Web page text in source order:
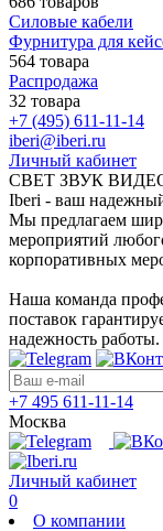
Силовые кабели
Фурнитура для
564 товара
Распродажа
32 товара
+7 (495) 611-11-14
iberi@iberi.ru
Личный кабинет
СВЕТ ЗВУК
Iberi - ваш надежный
Мы предлагаем
мероприятий
корпоративных
Наша команда
поставок
надежность работы.
+7 495 611-11-14
Москва
Личный кабинет
0
О компании